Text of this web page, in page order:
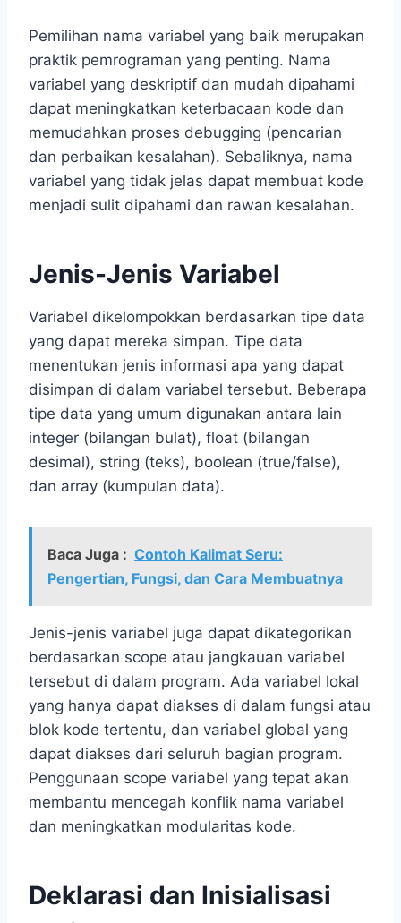
Pemilihan nama variabel yang baik merupakan
praktik pemrograman yang penting. Nama
variabel yang deskriptif dan mudah dipahami
dapat meningkatkan keterbacaan kode dan
memudahkan proses debugging (pencarian
dan perbaikan kesalahan). Sebaliknya, nama
variabel yang tidak jelas dapat membuat kode
menjadi sulit dipahami dan rawan kesalahan.
Jenis-Jenis Variabel
Variabel dikelompokkan berdasarkan tipe data
yang dapat mereka simpan. Tipe data
menentukan jenis informasi apa yang dapat
disimpan di dalam variabel tersebut. Beberapa
tipe data yang umum digunakan antara lain
integer (bilangan bulat), float (bilangan
desimal), string (teks), boolean (true/false),
dan array (kumpulan data).
Baca Juga : Contoh Kalimat Seru:
Pengertian, Fungsi, dan Cara Membuatnya
Jenis-jenis variabel juga dapat dikategorikan
berdasarkan scope atau jangkauan variabel
tersebut di dalam program. Ada variabel lokal
yang hanya dapat diakses di dalam fungsi atau
blok kode tertentu, dan variabel global yang
dapat diakses dari seluruh bagian program.
Penggunaan scope variabel yang tepat akan
membantu mencegah konflik nama variabel
dan meningkatkan modularitas kode.
Deklarasi dan Inisialisasi